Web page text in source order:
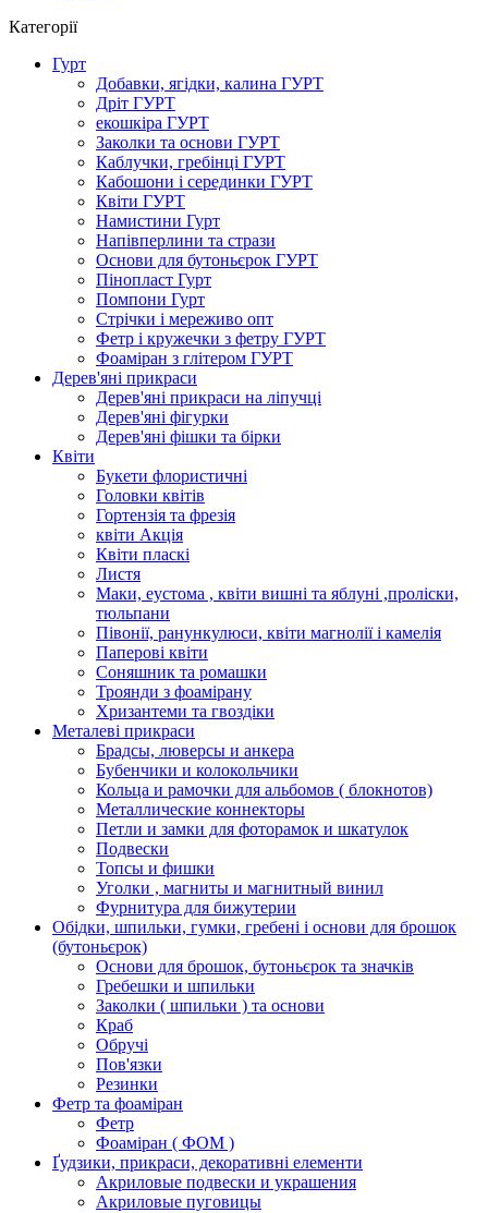
Категорії
Гурт
Добавки, ягідки, калина ГУРТ
Дріт ГУРТ
екошкіра ГУРТ
Заколки та основи ГУРТ
Каблучки, гребінці ГУРТ
Кабошони і серединки ГУРТ
Квіти ГУРТ
Намистини Гурт
Напівперлини та стрази
Основи для бутоньєрок ГУРТ
Пінопласт Гурт
Помпони Гурт
Стрічки і мереживо опт
Фетр і кружечки з фетру ГУРТ
Фоаміран з глітером ГУРТ
Дерев'яні прикраси
Дерев'яні прикраси на ліпучці
Дерев'яні фігурки
Дерев'яні фішки та бірки
Квіти
Букети флористичні
Головки квітів
Гортензія та фрезія
квіти Акція
Квіти пласкі
Листя
Маки, еустома , квіти вишні та яблуні ,проліски,
тюльпани
Півонії, ранункулюси, квіти магнолії і камелія
Паперові квіти
Соняшник та ромашки
Троянди з фоамірану
Хризантеми та гвоздіки
Металеві прикраси
Брадсы, люверсы и анкера
Бубенчики и колокольчики
Кольца и рамочки для альбомов ( блокнотов)
Металлические коннекторы
Петли и замки для фоторамок и шкатулок
Подвески
Топсы и фишки
Уголки , магниты и магнитный винил
Фурнитура для бижутерии
Обідки, шпильки, гумки, гребені і основи для брошок
(бутоньєрок)
Основи для брошок, бутоньєрок та значків
Гребешки и шпильки
Заколки ( шпильки ) та основи
Краб
Обручі
Пов'язки
Резинки
Фетр та фоаміран
Фетр
Фоаміран ( ФОМ )
Ґудзики, прикраси, декоративні елементи
Акриловые подвески и украшения
Акриловые пуговицы